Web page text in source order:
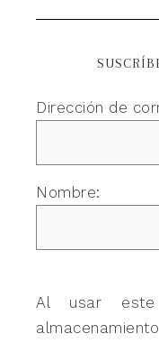
Dirección de
Nombre:
Al usar este